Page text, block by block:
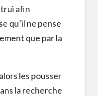
afin
qu’il ne pense
que par la
les pousser
la recherche